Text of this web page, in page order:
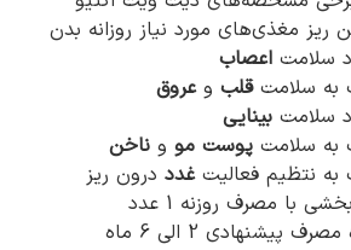
ریز مغذی‌های مورد نیاز روزانه بدن
سلامتاعصاب
به سلامتقلب وعروق
سلامتبینایی
به سلامتپوست مو وناخن
نتظیم فعالیتغدد درون ریز
با مصرف روزنه 1 عدد
پیشنهادی 2 الی 6 ماه